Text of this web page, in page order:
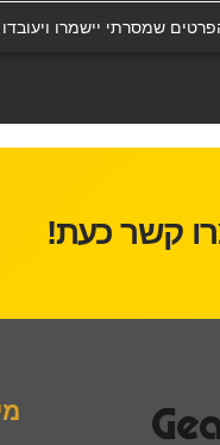
יישמרו ויעובדו בהתאם לחוק
קשר כעת!